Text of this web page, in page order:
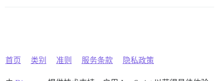
首页 类别 准则 服务条款 隐私政策